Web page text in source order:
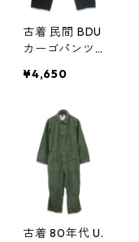
古着 民間 BDU
カーゴパンツ
ップストップ
記：L-REGULA
R gd405743n
w50507
¥4,650
古着 80年代 U.